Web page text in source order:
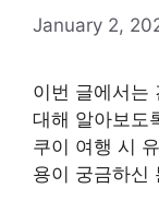
January 2,
이번 글에서는
대해 알아보도
쿠이 여행 시
용이 궁금하신